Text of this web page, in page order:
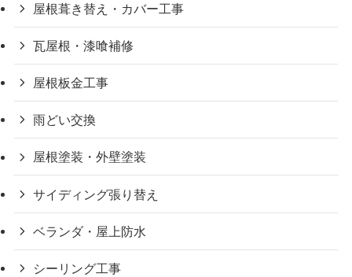
屋根葺き替え・カバー工事
瓦屋根・漆喰補修
屋根板金工事
雨どい交換
屋根塗装・外壁塗装
サイディング張り替え
ベランダ・屋上防水
シーリング工事